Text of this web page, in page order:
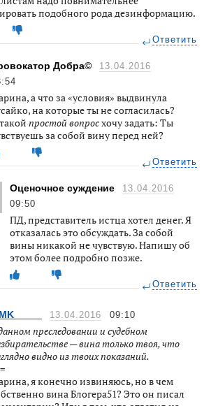
подобного рода дезинформацию.
Ответить
Добра©
13.04.2016
а что за «условия» выдвинула
на которые ты не согласилась?
простой вопросхочу задать: Ты
за собой вину перед ней?
Ответить
Оценочное суждение
13.04.2016
09:50
ПД, представитель истца хотел денег. Я
отказалась это обсуждать. За собой
вины никакой не чувствую. Напишу об
этом более подробно позже.
Ответить
13.04.2016 09:10
преследовании и судебном
— вина только твоя, что
видно из твоих показаний.
я конечно извиняюсь, но в чем
вина Блогера51? Это он писал